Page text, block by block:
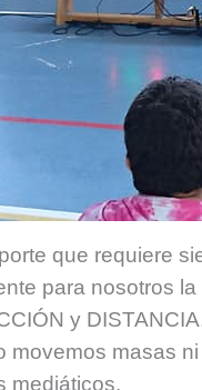
que requiere
para nosotros
y
movemos masas
mediáticos.